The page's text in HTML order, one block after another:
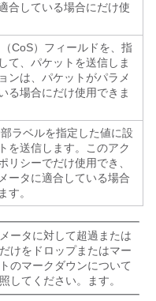
合している場合にだけ使
CoS）フィールドを、指
て、パケットを送信しま
ンは、パケットがパラメ
る場合にだけ使用できま
ラベルを指定した値に設
を送信します。このアク
リシーでだけ使用でき、
ータに適合している場合
す。
ータに対して超過または
けをドロップまたはマー
のマークダウンについて
してください。ます。